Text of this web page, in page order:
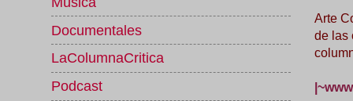
Documentales
LaColumnaCritica
Podcast
Arte
de las